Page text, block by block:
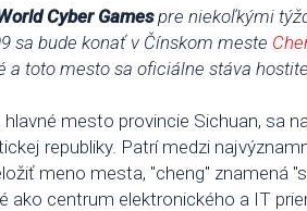
Cyber Gamespre niekoľkými
sa bude konať v Čínskom meste
a toto mesto sa oficiálne stáva
hlavné mesto provincie Sichuan, sa
republiky. Patrí medzi
meno mesta, "cheng" znamená
ako centrum elektronického a IT